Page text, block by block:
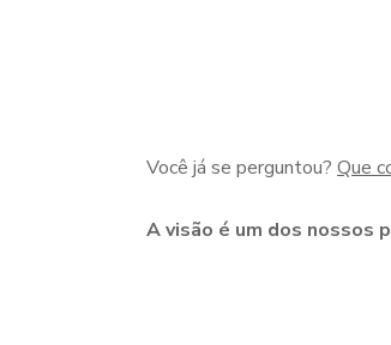
Você já se perguntou? Que
A visão é um dos nossos